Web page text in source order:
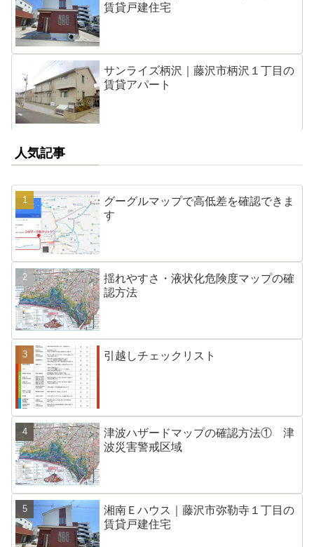
賃貸戸建住宅
サンライズ柄沢｜藤沢市柄沢１丁目の
賃貸アパート
人気記事
グーグルマップで高低差を確認できま
す
揺れやすさ・液状化危険度マップの確
認方法
引越しチェックリスト
津波ハザードマップの確認方法① 津
波災害警戒区域
湘南Ｅハウス｜藤沢市弥勒寺１丁目の
賃貸戸建住宅